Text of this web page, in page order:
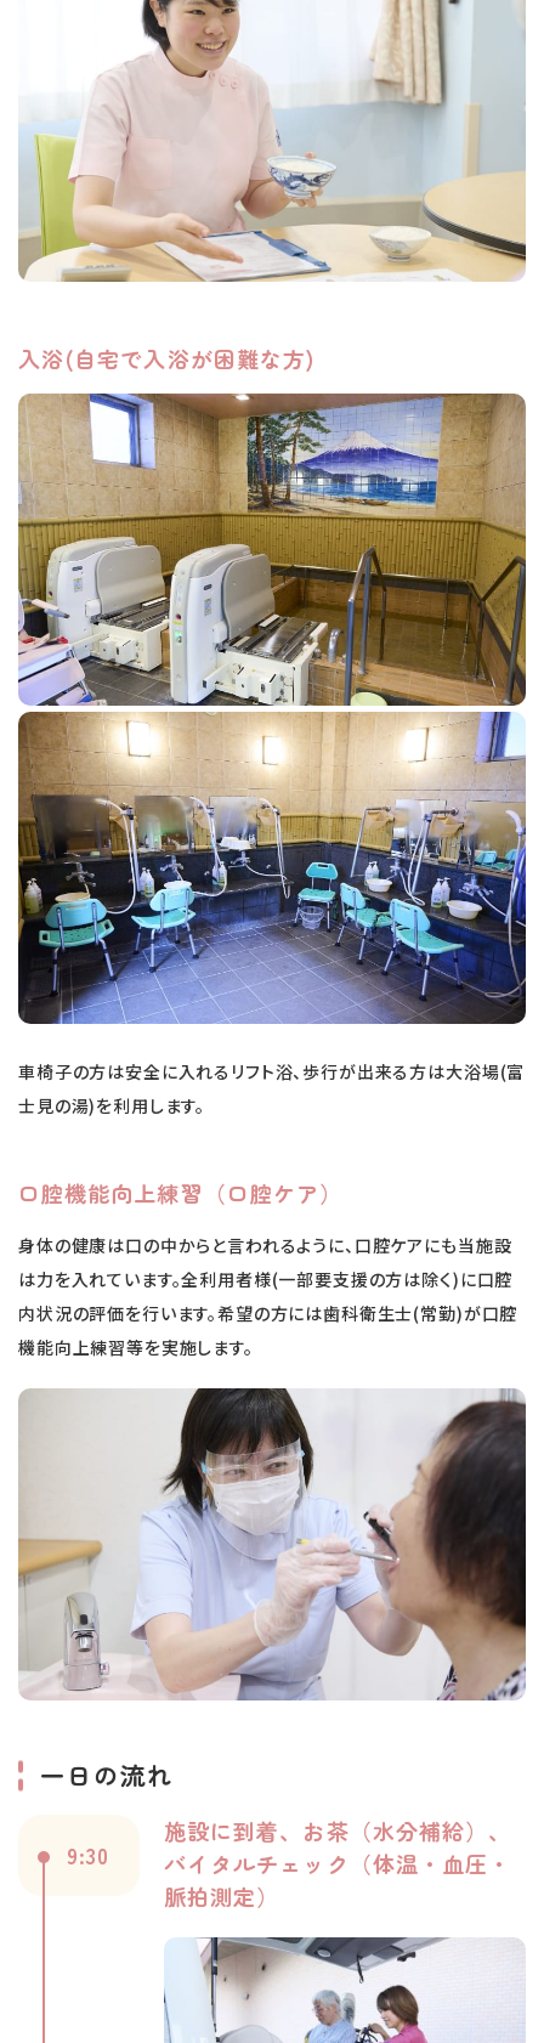
入浴(自宅で入浴が困難な方)
車椅子の方は安全に入れるリフト浴、歩行が出来る方は大浴場(富
士見の湯)を利用します。
口腔機能向上練習（口腔ケア）
身体の健康は口の中からと言われるように、口腔ケアにも当施設
は力を入れています。全利用者様(一部要支援の方は除く)に口腔
内状況の評価を行います。希望の方には歯科衛生士(常勤)が口腔
機能向上練習等を実施します。
一日の流れ
9:30
施設に到着、お茶（水分補給）、
バイタルチェック（体温・血圧・
脈拍測定）